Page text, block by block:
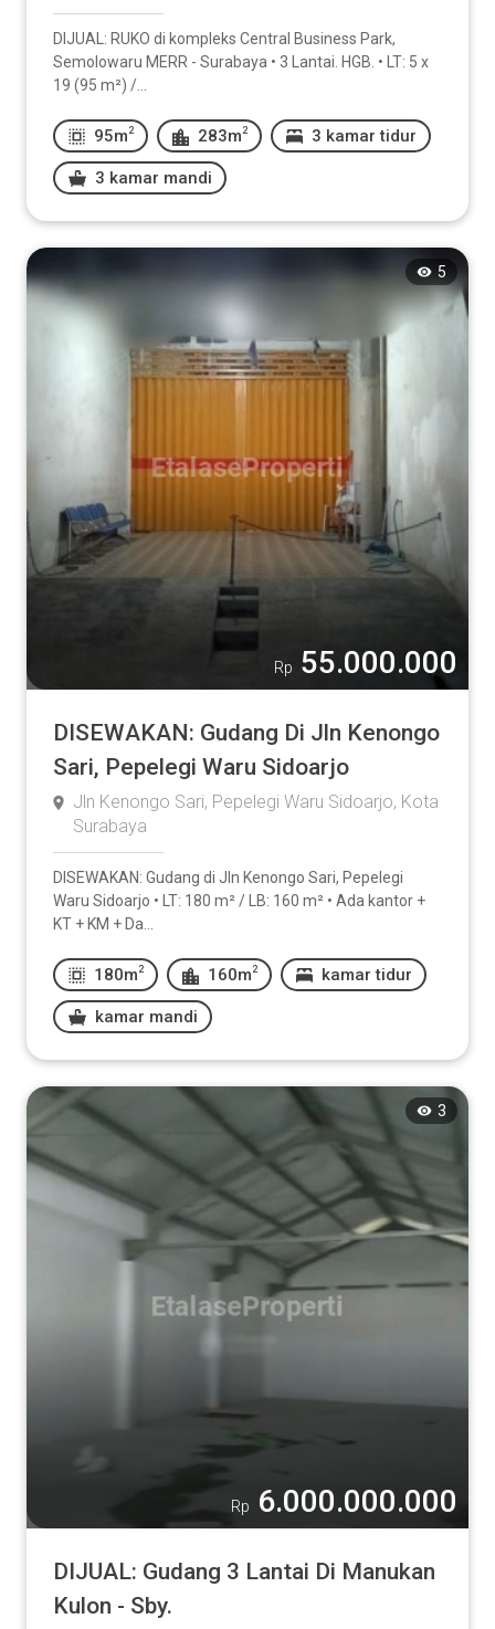
Luas Bangunan
m2
Lainnya:
Kamar Mandi
Tampilkan
DIJUAL: RUKO di kompleks Central Business Park,
Semolowaru MERR - Surabaya • 3 Lantai. HGB. • LT: 5 x
19 (95 m²) /...
95m 2 283m 2 3 kamar tidur
3 kamar mandi
5
Rp 55.000.000
DISEWAKAN: Gudang Di Jln Kenongo
Sari, Pepelegi Waru Sidoarjo
Jln Kenongo Sari, Pepelegi Waru Sidoarjo, Kota
Surabaya
DISEWAKAN: Gudang di Jln Kenongo Sari, Pepelegi
Waru Sidoarjo • LT: 180 m² / LB: 160 m² • Ada kantor +
KT + KM + Da...
180m 2 160m 2 kamar tidur
kamar mandi
3
Rp 6.000.000.000
DIJUAL: Gudang 3 Lantai Di Manukan
Kulon - Sby.